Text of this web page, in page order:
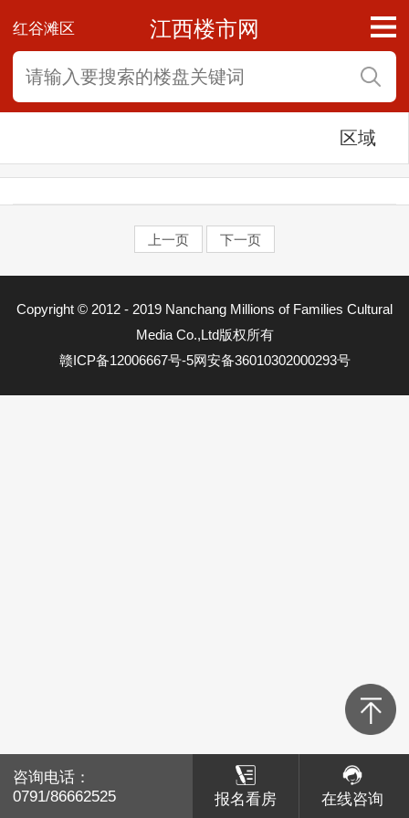
红谷滩区 江西楼市网
区域
上一页 下一页
Copyright © 2012 - 2019 Nanchang Millions of Families Cultural
Media Co.,Ltd版权所有
赣ICP备12006667号-5网安备36010302000293号
咨询电话：
0791/86662525
报名看房 在线咨询
咨询电话：
0791/86662525
报名看房 在线咨询
东湖区
西湖区
赣江新区